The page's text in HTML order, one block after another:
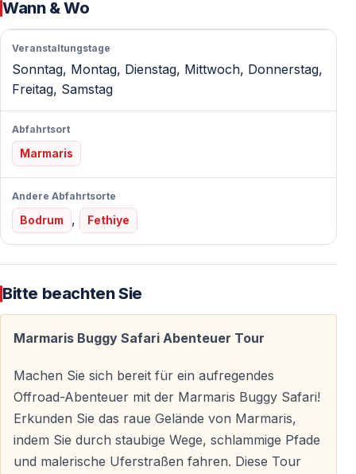
Kein Führerschein — keine Erfahrung nötig
Für die Teilnahme ist kein Führerschein erforderlich.
Vor dem Start erhalten Sie eine ausführliche
Sicherheitseinweisung sowie eine kurze Probefahrt.
Während der gesamten Tour begleiten erfahrene
Guides die Gruppe.
Buggy-Fahrzeuge und Teilnahmebedingungen
Buggy-Kapazität
Jeder Buggy ist für 2 Personen ausgelegt — Fahrer
und Beifahrer. Eine Einzelbuchung ist ebenfalls
möglich.
Altersgrenze
Das Mindestalter für die Teilnahme beträgt 14 Jahre —
für Minderjährige ist die Zustimmung der Eltern
erforderlich.
Sicherheit und Betreuung
Wann & Wo
Veranstaltungstage
Sonntag, Montag, Dienstag, Mittwoch, Donnerstag,
Freitag, Samstag
Abfahrtsort
Marmaris
Andere Abfahrtsorte
Bodrum , Fethiye
Bitte beachten Sie
Marmaris Buggy Safari Abenteuer Tour
Machen Sie sich bereit für ein aufregendes
Offroad-Abenteuer mit der Marmaris Buggy Safari!
Erkunden Sie das raue Gelände von Marmaris,
indem Sie durch staubige Wege, schlammige Pfade
und malerische Uferstraßen fahren. Diese Tour